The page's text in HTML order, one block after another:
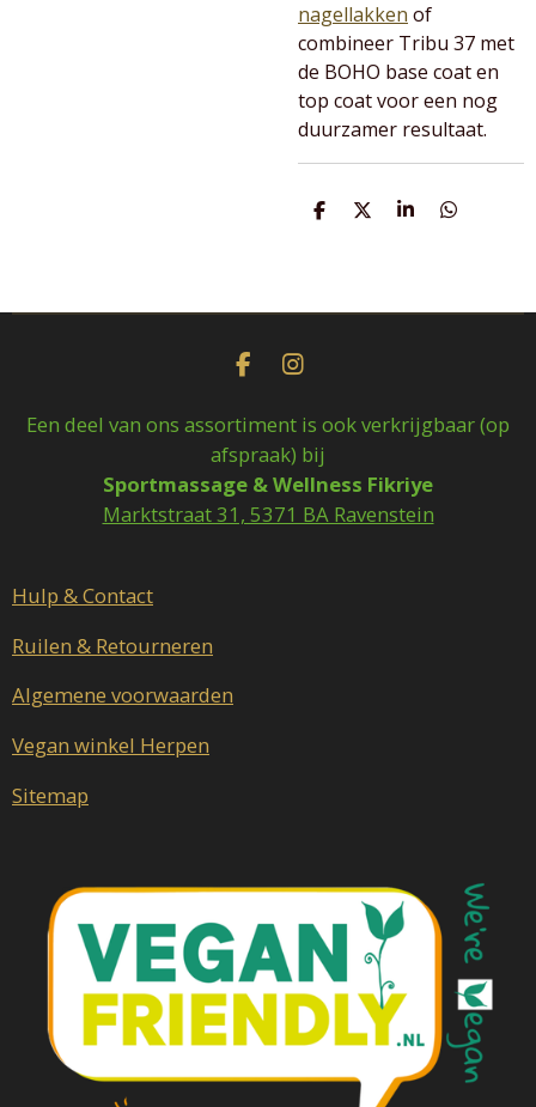
nagellakken of
combineer Tribu 37 met
de BOHO base coat en
top coat voor een nog
duurzamer resultaat.
D
D
S
D
F
c
e
b
o
o
k
I
s
t
a
g
r
a
Een deel van ons assortiment is ook verkrijgbaar (op
afspraak) bij
Sportmassage & Wellness Fikriye
Marktstraat 31, 5371 BA Ravenstein
Hulp & Contact
Ruilen & Retourneren
Algemene voorwaarden
Vegan winkel Herpen
Sitemap